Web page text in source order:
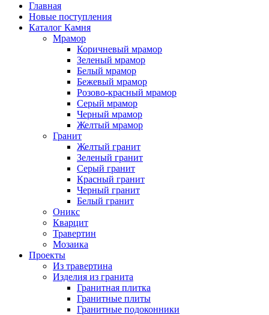
Главная
Новые поступления
Каталог Камня
Мрамор
Коричневый мрамор
Зеленый мрамор
Белый мрамор
Бежевый мрамор
Розово-красный мрамор
Серый мрамор
Черный мрамор
Желтый мрамор
Гранит
Желтый гранит
Зеленый гранит
Серый гранит
Красный гранит
Черный гранит
Белый гранит
Оникс
Кварцит
Травертин
Мозаика
Проекты
Из травертина
Изделия из гранита
Гранитная плитка
Гранитные плиты
Гранитные подоконники